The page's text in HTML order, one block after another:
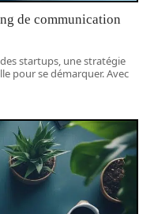
de communication
startups, une stratégie
pour se démarquer. Avec